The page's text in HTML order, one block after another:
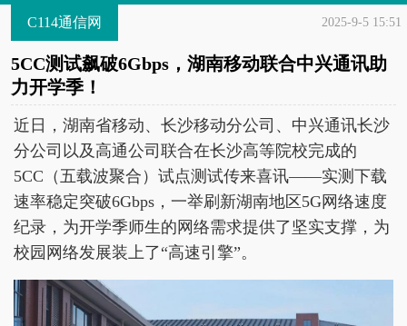
C114通信网 2025-9-5 15:51
5CC测试飙破6Gbps，湖南移动联合中兴通讯助
力开学季！
近日，湖南省移动、长沙移动分公司、中兴通讯长沙
分公司以及高通公司联合在长沙高等院校完成的
5CC（五载波聚合）试点测试传来喜讯——实测下载
速率稳定突破6Gbps，一举刷新湖南地区5G网络速度
纪录，为开学季师生的网络需求提供了坚实支撑，为
校园网络发展装上了“高速引擎”。